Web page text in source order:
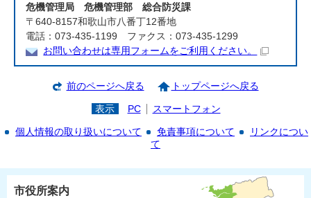
危機管理局 危機管理部 総合防災課
〒640-8157和歌山市八番丁12番地
電話：073-435-1199 ファクス：073-435-1299
お問い合わせは専用フォームをご利用ください。
前のページへ戻る トップページへ戻る
表示 PC スマートフォン
個人情報の取り扱いについて 免責事項について
リンクについ
て
市役所案内